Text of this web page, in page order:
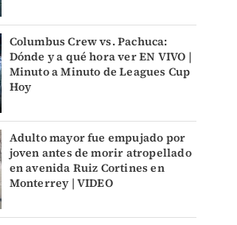
Columbus Crew vs. Pachuca:
Dónde y a qué hora ver EN VIVO |
Minuto a Minuto de Leagues Cup
Hoy
Adulto mayor fue empujado por
joven antes de morir atropellado
en avenida Ruiz Cortines en
Monterrey | VIDEO